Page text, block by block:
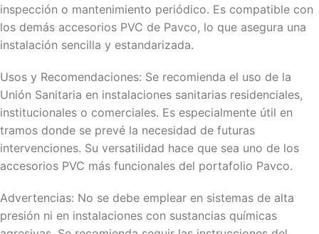
inspección o mantenimiento periódico. Es compatible con
los demás accesorios PVC de Pavco, lo que asegura una
instalación sencilla y estandarizada.
Usos y Recomendaciones: Se recomienda el uso de la
Unión Sanitaria en instalaciones sanitarias residenciales,
institucionales o comerciales. Es especialmente útil en
tramos donde se prevé la necesidad de futuras
intervenciones. Su versatilidad hace que sea uno de los
accesorios PVC más funcionales del portafolio Pavco.
Advertencias: No se debe emplear en sistemas de alta
presión ni en instalaciones con sustancias químicas